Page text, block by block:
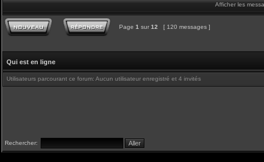
Afficher les
Page 1 sur 12 [ 120 messages ]
Qui est en ligne
Utilisateurs parcourant ce forum: Aucun utilisateur enregistré et 4 invités
Rechercher: